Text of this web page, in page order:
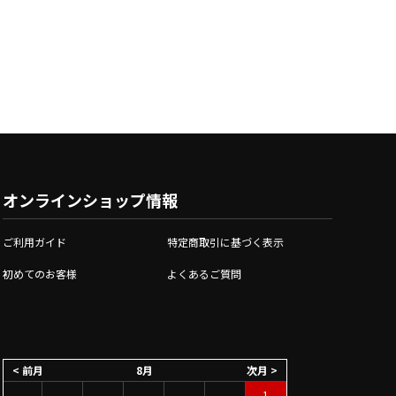
オンラインショップ情報
ご利用ガイド 特定商取引に基づく表示
初めてのお客様 よくあるご質問
8月
< 前月
次月 >